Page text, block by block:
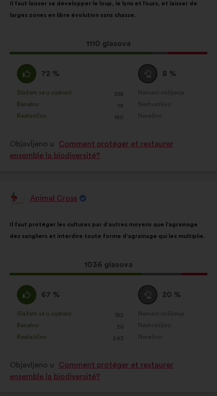
prijedloga:
Il faut laisser se développer le loup, le lynx et l’ours, et laisser de
larges zones en libre évolution sans chasse.
Ovaj
prijedlog
1110 glasova
raspodjelu:
Slažem
:
72 %
stavljena
oznaka:
Slažem se u cijelosti
: 358
put
Banalno
: 19
put
Realistično
: 180
put
Niti
se
slažem
niti
neslažem
8 %
stavljena
Nemam mišljenje
:put
Neshvatljivo
:put
Nevažno
:put
Objavljeno u
Comment protéger et restaurer
ensemble la biodiversité?
PrijedlogAnimal Cross
prijedloga:
Il faut protéger les cultures par d’autres moyens que l’agrainage
des sangliers et interdire toute forme d’agrainage qui les multiplie.
Ovaj
prijedlog
1036 glasova
raspodjelu:
Slažem
:
67 %
stavljena
oznaka:
Slažem se u cijelosti
: 182
put
Banalno
: 26
put
Realistično
: 243
put
Niti
se
slažem
niti
neslažem
20 %
stavljena
Nemam mišljenje
:put
Neshvatljivo
:put
Nevažno
:put
Objavljeno u
Comment protéger et restaurer
ensemble la biodiversité?